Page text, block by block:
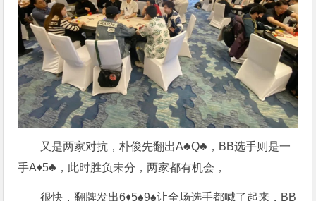
又是两家对抗，朴俊先翻出A♣️Q♣️，BB选手则是一
手A♦️5♣️，此时胜负未分，两家都有机会，
很快，翻牌发出6♦️5♠️9♠️让全场选手都喊了起来，BB